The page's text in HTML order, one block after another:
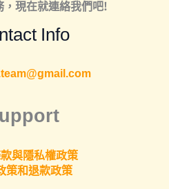
，現在就連絡我們吧!
Info
與隱私權政策
策和退款政策